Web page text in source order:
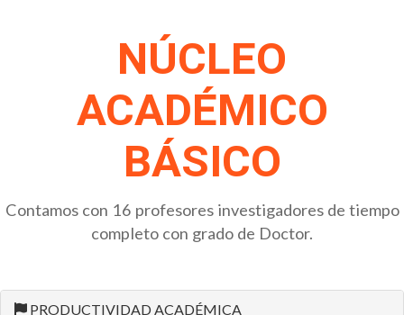
NÚCLEO
ACADÉMICO
BÁSICO
Contamos con 16 profesores investigadores de tiempo
completo con grado de Doctor.
PRODUCTIVIDAD ACADÉMICA